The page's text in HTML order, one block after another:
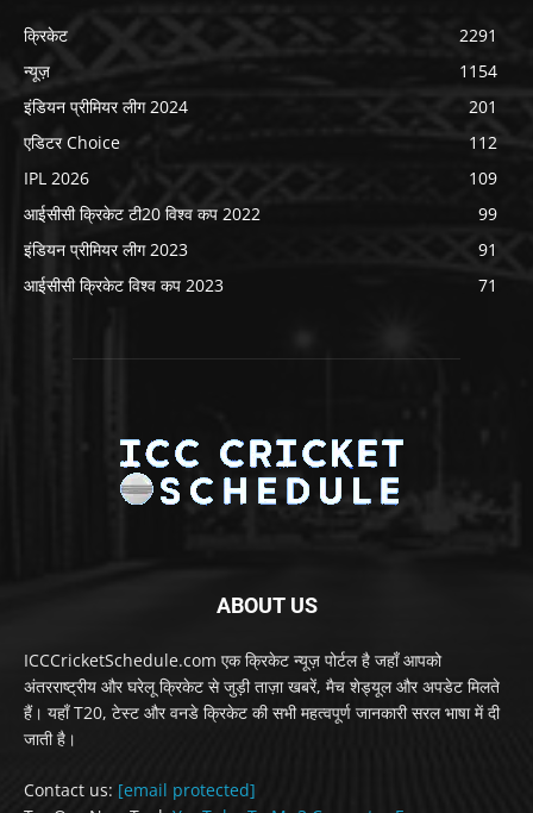
क्रिकेट
2291
न्यूज़
1154
इंडियन प्रीमियर लीग 2024
201
एडिटर Choice
112
IPL 2026
109
आईसीसी क्रिकेट टी20 विश्व कप 2022
99
इंडियन प्रीमियर लीग 2023
91
आईसीसी क्रिकेट विश्व कप 2023
71
ABOUT US
ICCCricketSchedule.com एक क्रिकेट न्यूज़ पोर्टल है जहाँ आपको
अंतरराष्ट्रीय और घरेलू क्रिकेट से जुड़ी ताज़ा खबरें, मैच शेड्यूल और अपडेट मिलते
हैं। यहाँ T20, टेस्ट और वनडे क्रिकेट की सभी महत्वपूर्ण जानकारी सरल भाषा में दी
जाती है।
Contact us: [email protected]